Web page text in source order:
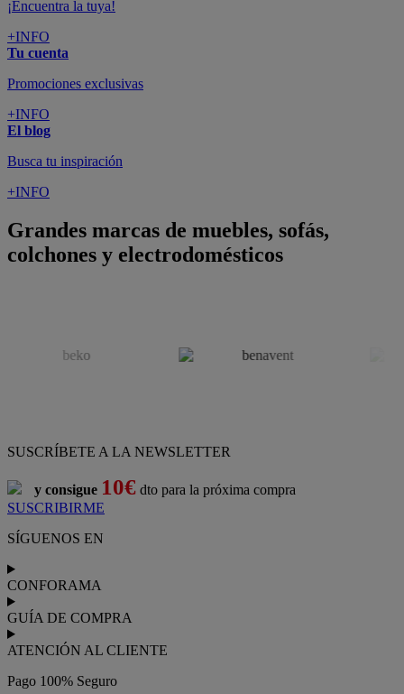
¡Encuentra la tuya!
+INFO
Tu cuenta
Promociones exclusivas
+INFO
El blog
Busca tu inspiración
+INFO
Grandes marcas de muebles, sofás,
colchones y electrodomésticos
SUSCRÍBETE A LA NEWSLETTER
y consigue 10€ dto para la próxima compra
SUSCRIBIRME
SÍGUENOS EN
CONFORAMA
GUÍA DE COMPRA
ATENCIÓN AL CLIENTE
Pago 100% Seguro